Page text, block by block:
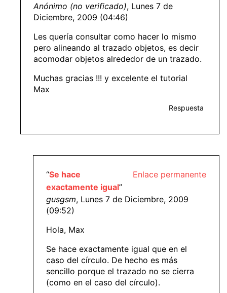
Anónimo (no verificado), Lunes 7 de
Diciembre, 2009 (04:46)
Les quería consultar como hacer lo mismo
pero alineando al trazado objetos, es decir
acomodar objetos alrededor de un trazado.
Muchas gracias !!! y excelente el tutorial
Max
Respuesta
Enlace permanente
“Se hace
exactamente igual”
gusgsm, Lunes 7 de Diciembre, 2009
(09:52)
Hola, Max
Se hace exactamente igual que en el
caso del círculo. De hecho es más
sencillo porque el trazado no se cierra
(como en el caso del círculo).